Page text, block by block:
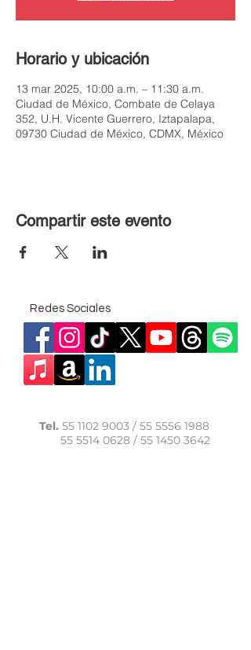
Horario y ubicación
13 mar 2025, 10:00 a.m. – 11:30 a.m.
Ciudad de México, Combate de Celaya
352, U.H. Vicente Guerrero, Iztapalapa,
09730 Ciudad de México, CDMX, México
Compartir este evento
Redes Sociales
Tel. 55 1102 9003 / 55 5556 1988
55 5514 0628/ 55 1450 3642